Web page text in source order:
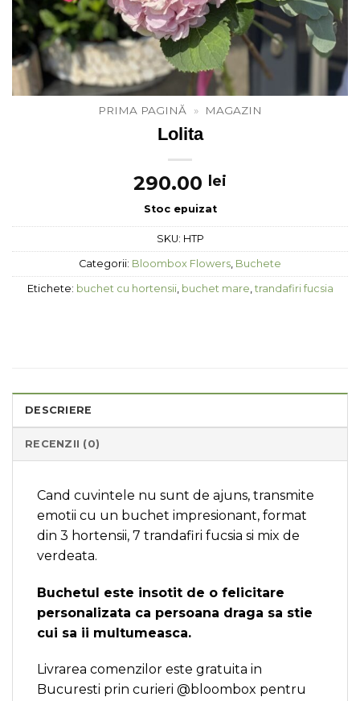
PRIMA PAGINĂ » MAGAZIN
Lolita
290.00 lei
Stoc epuizat
SKU: HTP
Categorii: Bloombox Flowers, Buchete
Etichete: buchet cu hortensii, buchet mare, trandafiri fucsia
DESCRIERE
RECENZII (0)
Cand cuvintele nu sunt de ajuns, transmite
emotii cu un buchet impresionant, format
din 3 hortensii, 7 trandafiri fucsia si mix de
verdeata.
Buchetul este insotit de o felicitare
personalizata ca persoana draga sa stie
cui sa ii multumeasca.
Livrarea comenzilor este gratuita in
Bucuresti prin curieri @bloombox pentru